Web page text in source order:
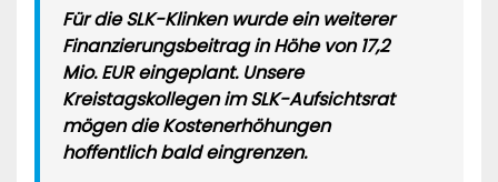
Für die SLK-Klinken wurde ein weiterer
Finanzierungsbeitrag in Höhe von 17,2
Mio. EUR eingeplant. Unsere
Kreistagskollegen im SLK-Aufsichtsrat
mögen die Kostenerhöhungen
hoffentlich bald eingrenzen.